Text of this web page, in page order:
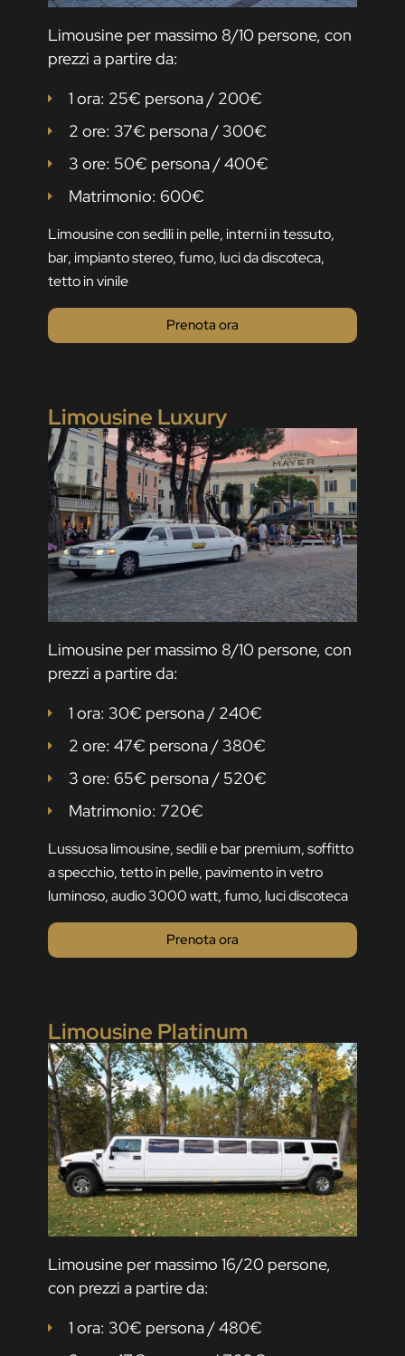
Limousine per massimo 8/10 persone, con
prezzi a partire da:
1 ora: 25€ persona / 200€
2 ore: 37€ persona / 300€
3 ore: 50€ persona / 400€
Matrimonio: 600€
Limousine con sedili in pelle, interni in tessuto,
bar, impianto stereo, fumo, luci da discoteca,
tetto in vinile
Prenota ora
Limousine Luxury
Limousine per massimo 8/10 persone, con
prezzi a partire da:
1 ora: 30€ persona / 240€
2 ore: 47€ persona / 380€
3 ore: 65€ persona / 520€
Matrimonio: 720€
Lussuosa limousine, sedili e bar premium, soffitto
a specchio, tetto in pelle, pavimento in vetro
luminoso, audio 3000 watt, fumo, luci discoteca
Prenota ora
Limousine Platinum
Limousine per massimo 16/20 persone,
con prezzi a partire da:
1 ora: 30€ persona / 480€